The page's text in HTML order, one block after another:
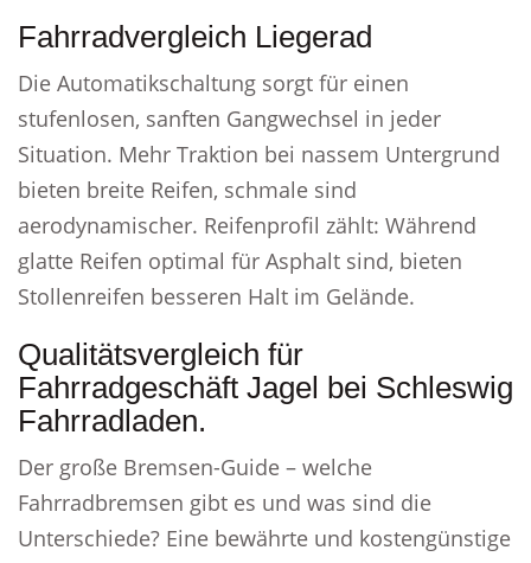
Fahrradvergleich Liegerad
Die Automatikschaltung sorgt für einen
stufenlosen, sanften Gangwechsel in jeder
Situation. Mehr Traktion bei nassem Untergrund
bieten breite Reifen, schmale sind
aerodynamischer. Reifenprofil zählt: Während
glatte Reifen optimal für Asphalt sind, bieten
Stollenreifen besseren Halt im Gelände.
Qualitätsvergleich für
Fahrradgeschäft Jagel bei Schleswig
Fahrradladen.
Der große Bremsen-Guide – welche
Fahrradbremsen gibt es und was sind die
Unterschiede? Eine bewährte und kostengünstige